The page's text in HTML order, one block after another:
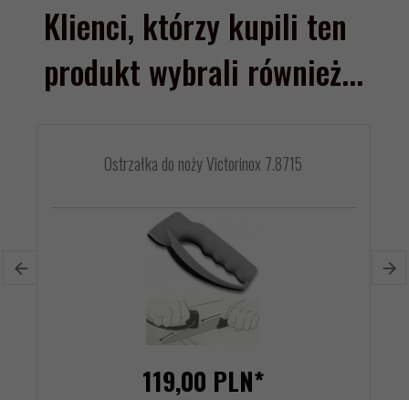
Klienci, którzy kupili ten
produkt wybrali również...
Ostrzałka do noży Victorinox 7.8715
119,00 PLN*